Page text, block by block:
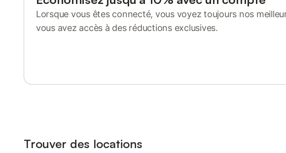
Lorsque vous êtes connecté, vous voyez toujours nos
vous avez accès à des réductions exclusives.
Trouver des locations